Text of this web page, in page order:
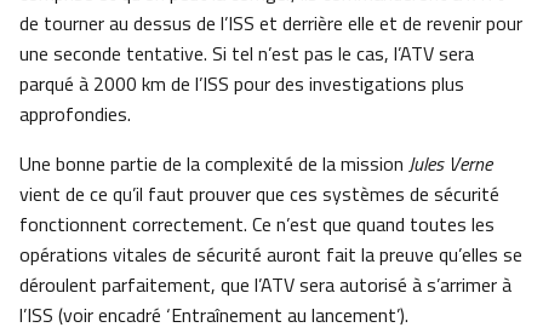
de tourner au dessus de l’ISS et derrière elle et de revenir pour
une seconde tentative. Si tel n’est pas le cas, l’ATV sera
parqué à 2000 km de l’ISS pour des investigations plus
approfondies.
Une bonne partie de la complexité de la mission Jules Verne
vient de ce qu’il faut prouver que ces systèmes de sécurité
fonctionnent correctement. Ce n’est que quand toutes les
opérations vitales de sécurité auront fait la preuve qu’elles se
déroulent parfaitement, que l’ATV sera autorisé à s’arrimer à
l’ISS (voir encadré ‘Entraînement au lancement’).